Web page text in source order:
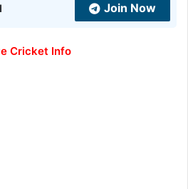
Join Now
Cricket Info